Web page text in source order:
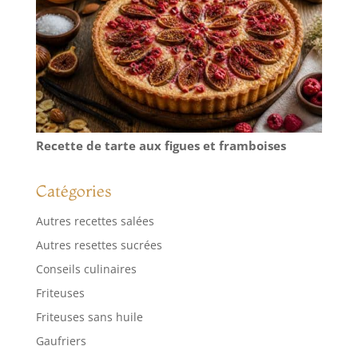
diverses occasions,
y compris les
dîners de famille,
les dîners, les
pique-niques, les
mariages, les
pendaisons de
crémaillère, les
fêtes au bord de la
piscine et bien
Recette de tarte aux figues et framboises
Catégories
Autres recettes salées
Autres resettes sucrées
Conseils culinaires
Friteuses
Friteuses sans huile
Gaufriers